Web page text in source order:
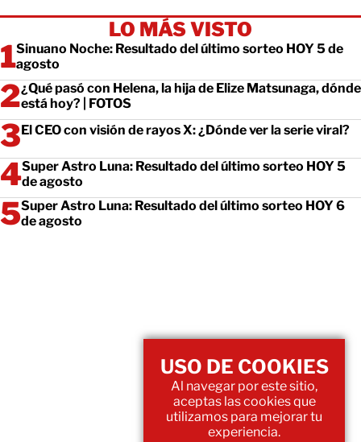
LO MÁS VISTO
Sinuano Noche: Resultado del último sorteo HOY 5 de
agosto
¿Qué pasó con Helena, la hija de Elize Matsunaga, dónde
está hoy? | FOTOS
El CEO con visión de rayos X: ¿Dónde ver la serie viral?
Super Astro Luna: Resultado del último sorteo HOY 5
de agosto
Super Astro Luna: Resultado del último sorteo HOY 6
de agosto
USO DE COOKIES
Al navegar por este sitio,
aceptas las cookies que
utilizamos para mejorar tu
experiencia.